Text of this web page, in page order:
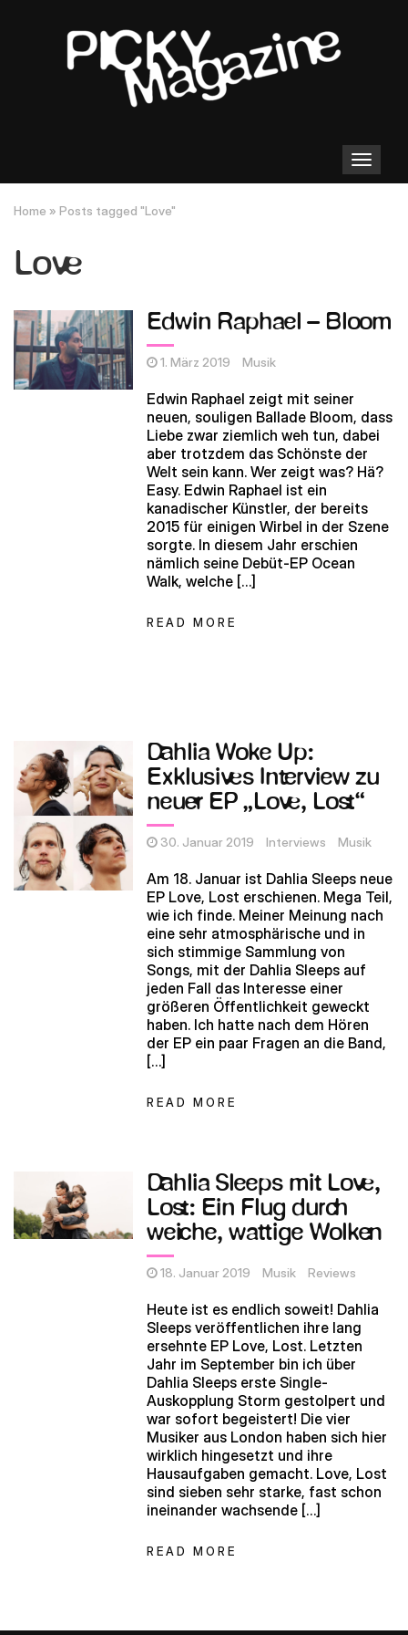
Toggle
navigation
Home » Posts tagged "Love"
Love
Edwin Raphael – Bloom
1. März 2019 Musik
Edwin Raphael zeigt mit seiner
neuen, souligen Ballade Bloom, dass
Liebe zwar ziemlich weh tun, dabei
aber trotzdem das Schönste der
Welt sein kann. Wer zeigt was? Hä?
Easy. Edwin Raphael ist ein
kanadischer Künstler, der bereits
2015 für einigen Wirbel in der Szene
sorgte. In diesem Jahr erschien
nämlich seine Debüt-EP Ocean
Walk, welche […]
READ MORE
Dahlia Woke Up:
Exklusives Interview zu
neuer EP „Love, Lost“
30. Januar 2019 Interviews Musik
Am 18. Januar ist Dahlia Sleeps neue
EP Love, Lost erschienen. Mega Teil,
wie ich finde. Meiner Meinung nach
eine sehr atmosphärische und in
sich stimmige Sammlung von
Songs, mit der Dahlia Sleeps auf
jeden Fall das Interesse einer
größeren Öffentlichkeit geweckt
haben. Ich hatte nach dem Hören
der EP ein paar Fragen an die Band,
[…]
READ MORE
Dahlia Sleeps mit Love,
Lost: Ein Flug durch
weiche, wattige Wolken
18. Januar 2019 Musik Reviews
Heute ist es endlich soweit! Dahlia
Sleeps veröffentlichen ihre lang
ersehnte EP Love, Lost. Letzten
Jahr im September bin ich über
Dahlia Sleeps erste Single-
Auskopplung Storm gestolpert und
war sofort begeistert! Die vier
Musiker aus London haben sich hier
wirklich hingesetzt und ihre
Hausaufgaben gemacht. Love, Lost
sind sieben sehr starke, fast schon
ineinander wachsende […]
READ MORE